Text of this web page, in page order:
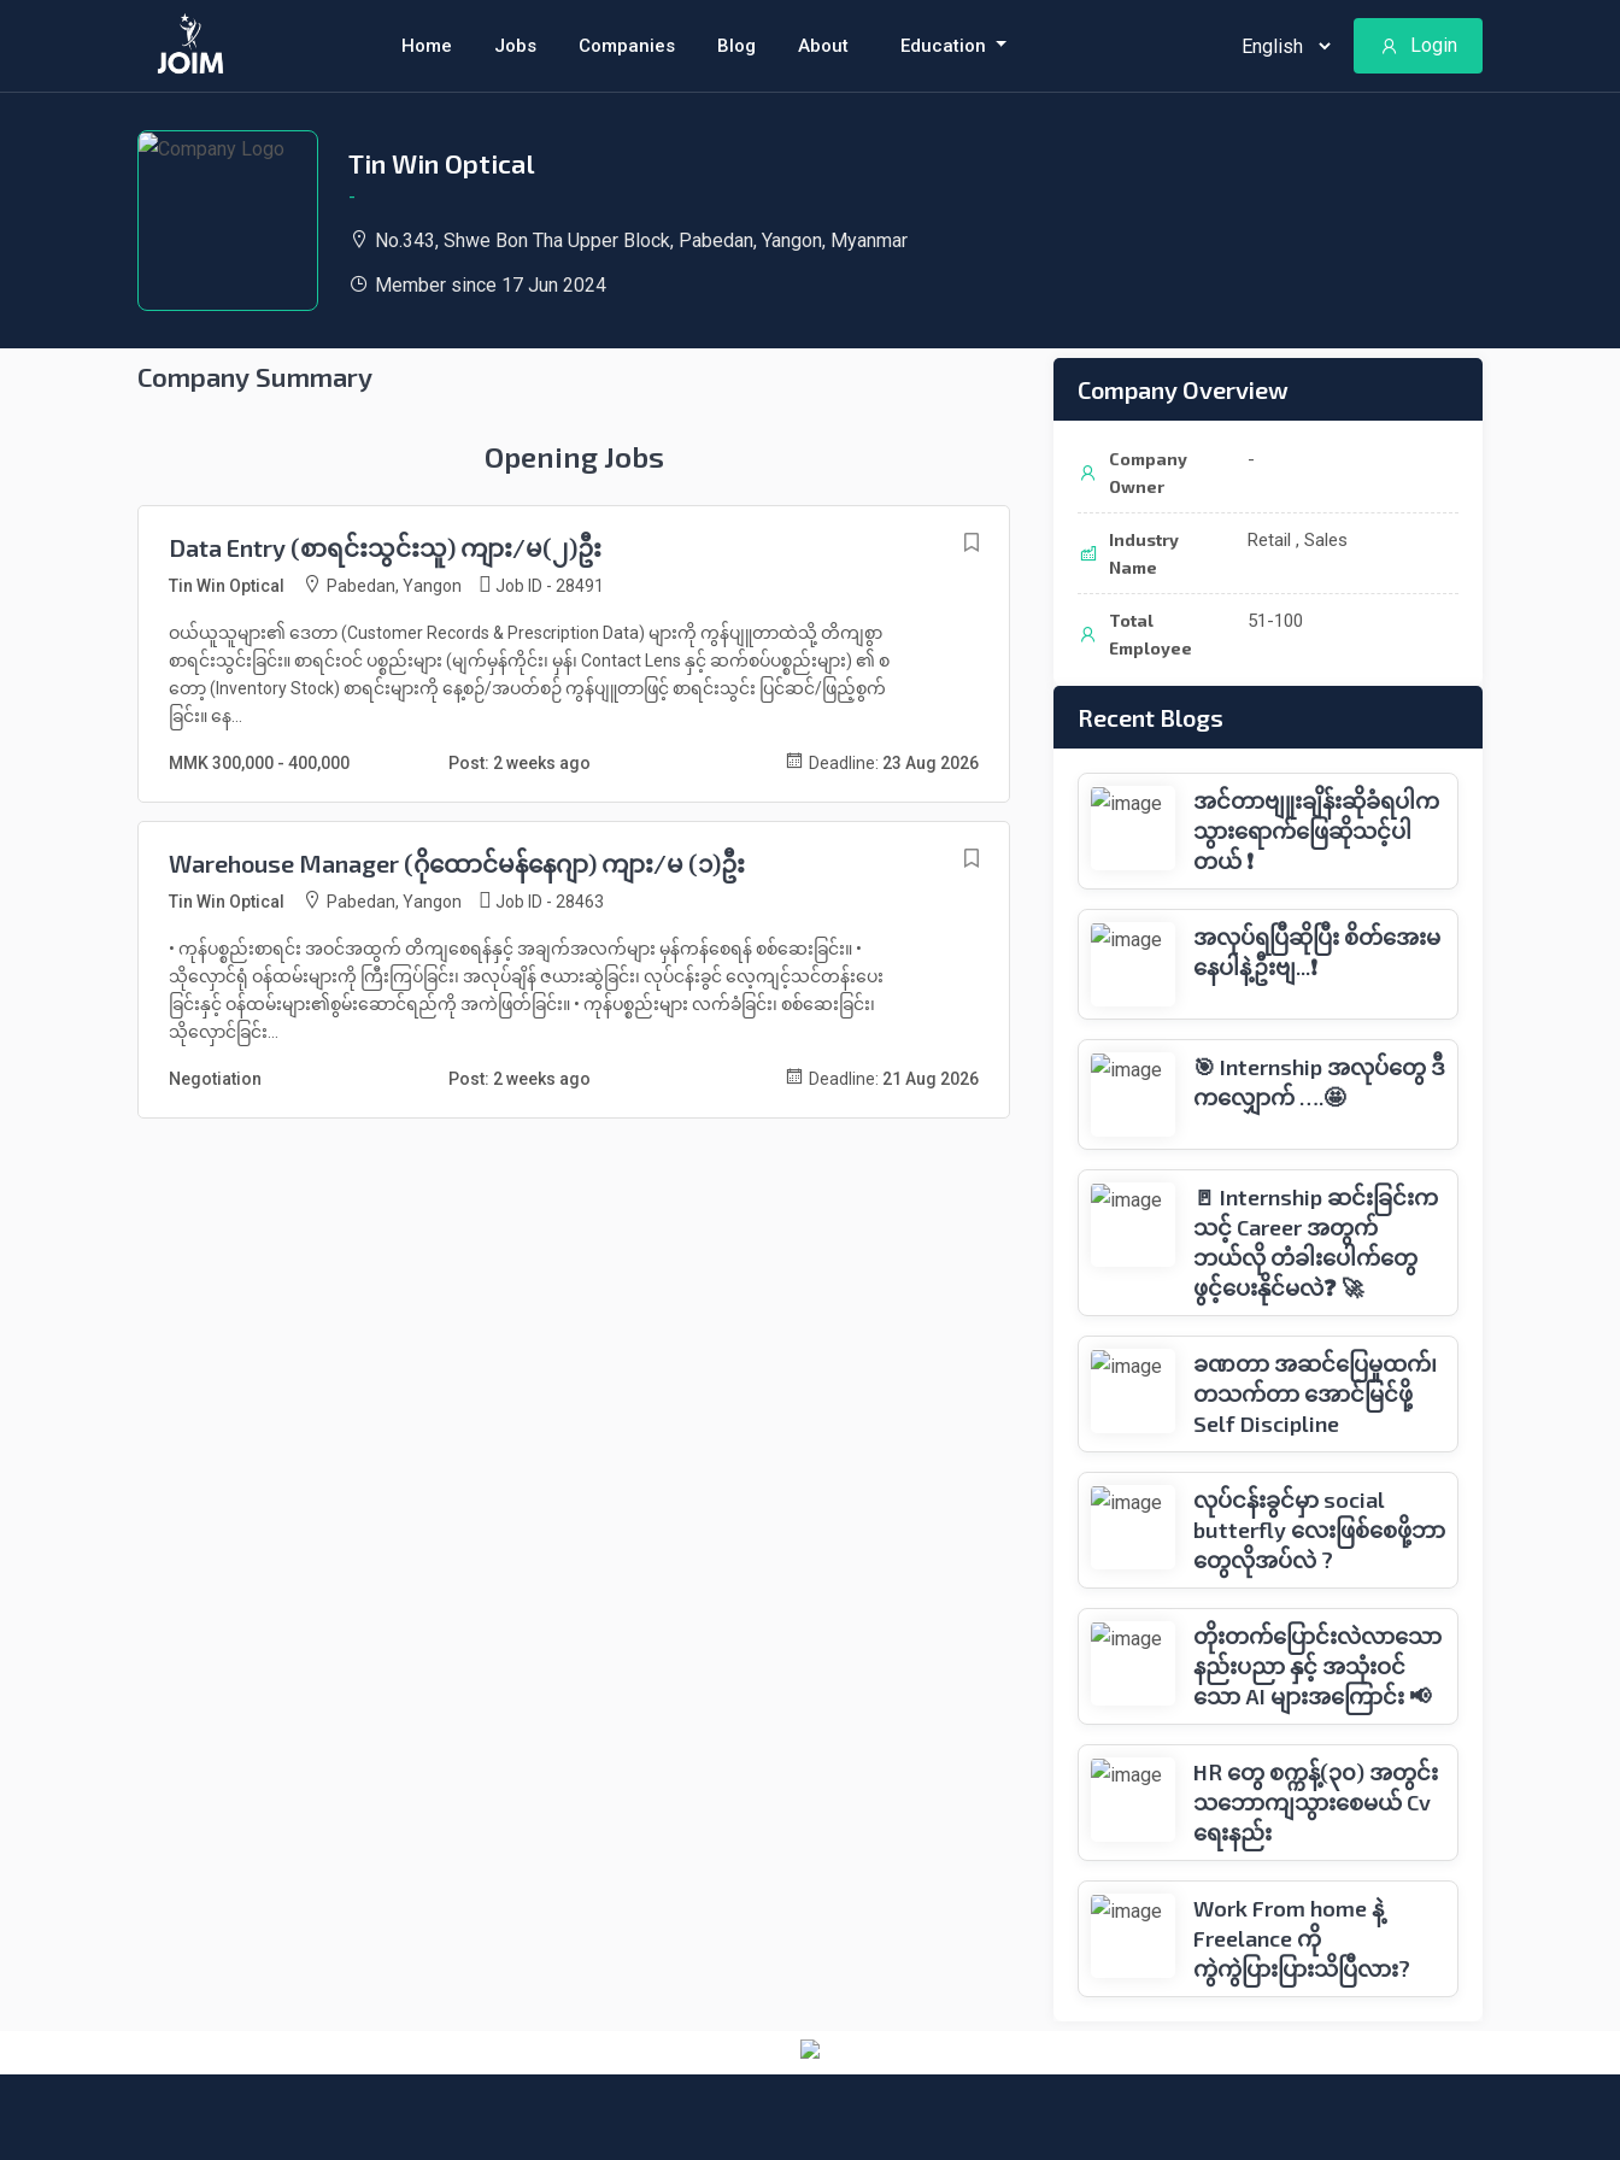
Home Jobs Companies Blog About Education Login
Tin Win Optical
-
No.343, Shwe Bon Tha Upper Block, Pabedan, Yangon, Myanmar
Member since 17 Jun 2024
Company Summary
Opening Jobs
Data Entry (စာရင်းသွင်းသူ) ကျား/မ(၂)ဦး
Tin Win Optical Pabedan, Yangon Job ID - 28491
ဝယ်ယူသူများ၏ ဒေတာ (Customer Records & Prescription Data) များကို ကွန်ပျူတာထဲသို့ တိကျစွာ
စာရင်းသွင်းခြင်း။ စာရင်းဝင် ပစ္စည်းများ (မျက်မှန်ကိုင်း၊ မှန်၊ Contact Lens နှင့် ဆက်စပ်ပစ္စည်းများ) ၏ စ
တော့ (Inventory Stock) စာရင်းများကို နေ့စဉ်/အပတ်စဉ် ကွန်ပျူတာဖြင့် စာရင်းသွင်း ပြင်ဆင်/ဖြည့်စွက်
ခြင်း။ နေ...
MMK 300,000 - 400,000 Post: 2 weeks ago Deadline: 23 Aug 2026
Warehouse Manager (ဂိုထောင်မန်နေဂျာ) ကျား/မ (၁)ဦး
Tin Win Optical Pabedan, Yangon Job ID - 28463
• ကုန်ပစ္စည်းစာရင်း အဝင်အထွက် တိကျစေရန်နှင့် အချက်အလက်များ မှန်ကန်စေရန် စစ်ဆေးခြင်း။ •
သိုလှောင်ရုံ ဝန်ထမ်းများကို ကြီးကြပ်ခြင်း၊ အလုပ်ချိန် ဇယားဆွဲခြင်း၊ လုပ်ငန်းခွင် လေ့ကျင့်သင်တန်းပေး
ခြင်းနှင့် ဝန်ထမ်းများ၏စွမ်းဆောင်ရည်ကို အကဲဖြတ်ခြင်း။ • ကုန်ပစ္စည်းများ လက်ခံခြင်း၊ စစ်ဆေးခြင်း၊
သိုလှောင်ခြင်း...
Negotiation Post: 2 weeks ago Deadline: 21 Aug 2026
Company Overview
Company
Owner
-
Industry
Name
Retail , Sales
Total
Employee
51-100
Recent Blogs
အင်တာဗျူးချိန်းဆိုခံရပါက
သွားရောက်ဖြေဆိုသင့်ပါ
တယ် ❗
အလုပ်ရပြီဆိုပြီး စိတ်အေးမ
နေပါနဲ့ဦးဗျ...❗️
🎯 Internship အလုပ်တွေ ဒီ
ကလျှောက် ….🤩
🚪 Internship ဆင်းခြင်းက
သင့် Career အတွက်
ဘယ်လို တံခါးပေါက်တွေ
ဖွင့်ပေးနိုင်မလဲ❓ 🚀
ခဏတာ အဆင်ပြေမှုထက်၊
တသက်တာ အောင်မြင်ဖို့
Self Discipline
လုပ်ငန်းခွင်မှာ social
butterfly လေးဖြစ်စေဖို့ဘာ
တွေလိုအပ်လဲ ?
တိုးတက်ပြောင်းလဲလာသော
နည်းပညာ နှင့် အသုံးဝင်
သော AI များအကြောင်း 📢
HR တွေ စက္ကန့်(၃၀) အတွင်း
သဘောကျသွားစေမယ် Cv
ရေးနည်း
Work From home နဲ့
Freelance ကို
ကွဲကွဲပြားပြားသိပြီလား?